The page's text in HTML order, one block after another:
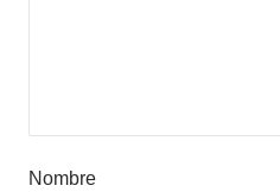
Nombre